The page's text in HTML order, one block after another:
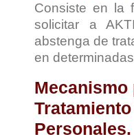
Consiste en la
solicitar a
abstenga de
en
Mecanismo
Personales.